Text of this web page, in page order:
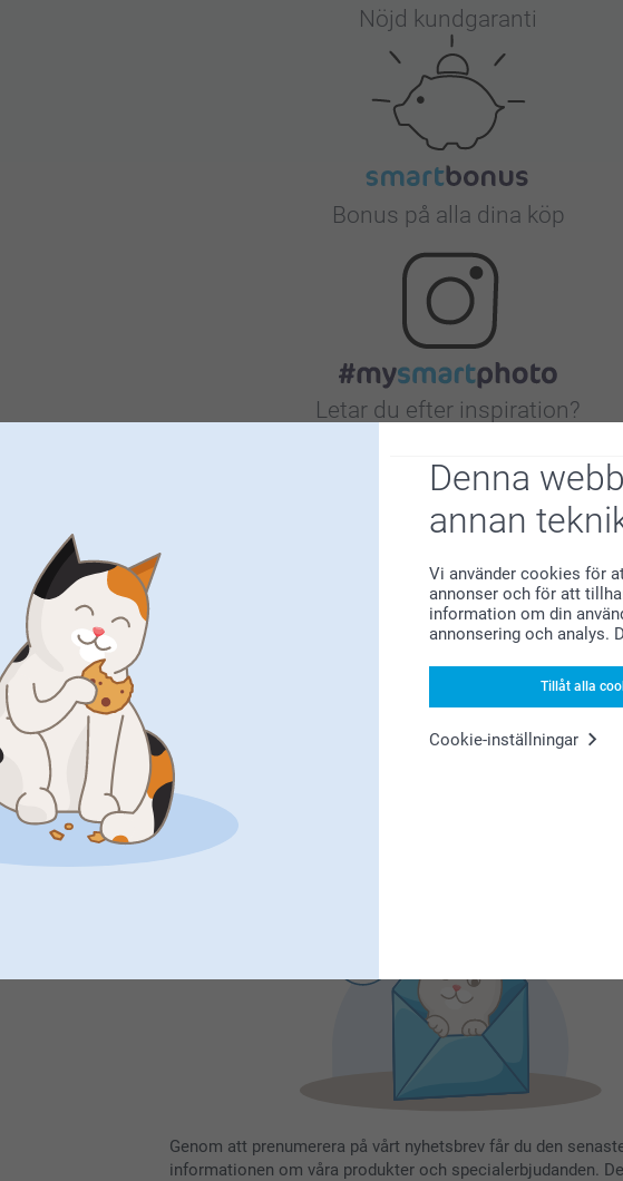
Denna
annan
Vi använder cookies för
annonser och för att
information om din
annonsering och analys.
Tillåt alla
Cookie-inställningar
Nöjd kundgaranti
Bonus på alla dina köp
Letar du efter inspiration?
Förstklassig kundservice
Registrera dig till vårt nyhetsbrev
Registrera dig
Genom att prenumerera på vårt nyhetsbrev får du den
informationen om våra produkter och specialerbjudanden.